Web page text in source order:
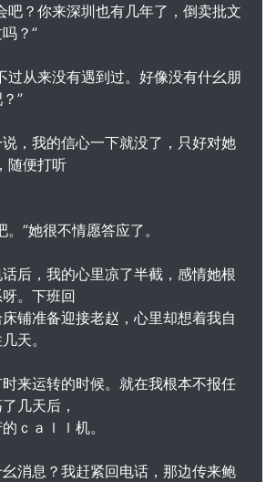
？你来深圳也有几年了，倒卖批文
？”
从来没有遇到过。好像没有什幺朋
”
我的信心一下就没了，只好对她
随便打听
”她很不情愿答应了。
，我的心里凉了半截，感情她根
。下班回
铺准备迎接老赵，心里却想着我自
天。
运转的时候。就在我根本不报任
几天后，
ｃａｌｌ机。
息？我赶紧回电话，那边传来鲍